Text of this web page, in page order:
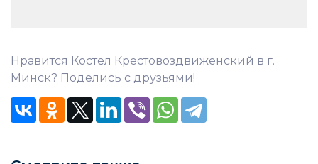
Нравится Костел Крестовоздвиженский в г.
Минск? Поделись с друзьями!